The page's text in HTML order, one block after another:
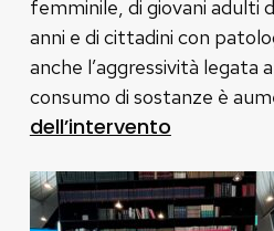
femminile, di giovani adulti
anni e di cittadini con
anche l’aggressività legata
consumo di sostanze è
dell’intervento